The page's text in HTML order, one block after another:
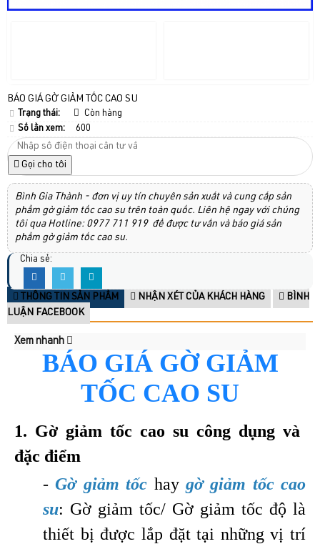
BÁO GIÁ GỜ GIẢM TỐC CAO SU
Trạng thái:
Còn hàng
Số lần xem:
600
Gọi cho tôi
Bình Gia Thành - đơn vị uy tín chuyên sản xuất và cung cấp sản
phẩm gờ giảm tốc cao su trên toàn quốc. Liên hệ ngay với chúng
tôi qua Hotline: 0977 711 919 để được tư vấn và báo giá sản
phẩm gờ giảm tốc cao su.
Chia sẻ:
THÔNG TIN SẢN PHẨM NHẬN XÉT CỦA KHÁCH HÀNG
BÌNH
LUẬN FACEBOOK
Xem nhanh
BÁO GIÁ GỜ GIẢM
TỐC CAO SU
1. Gờ giảm tốc cao su công dụng và
đặc điểm
-Gờ giảm tốc hay gờ giảm tốc cao
su: Gờ giảm tốc/ Gờ giảm tốc độ là
thiết bị được lắp đặt tại những vị trí